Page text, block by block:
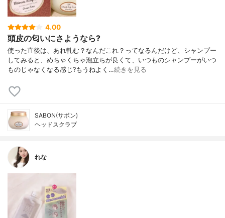
4.00
頭皮の匂いにさようなら?
使った直後は、あれ軋む？なんだこれ？ってなるんだけど、シャンプー
してみると、めちゃくちゃ泡立ちが良くて、いつものシャンプーがいつ
ものじゃなくなる感じ?もうねよく…続きを見る
SABON(サボン)
ヘッドスクラブ
れな